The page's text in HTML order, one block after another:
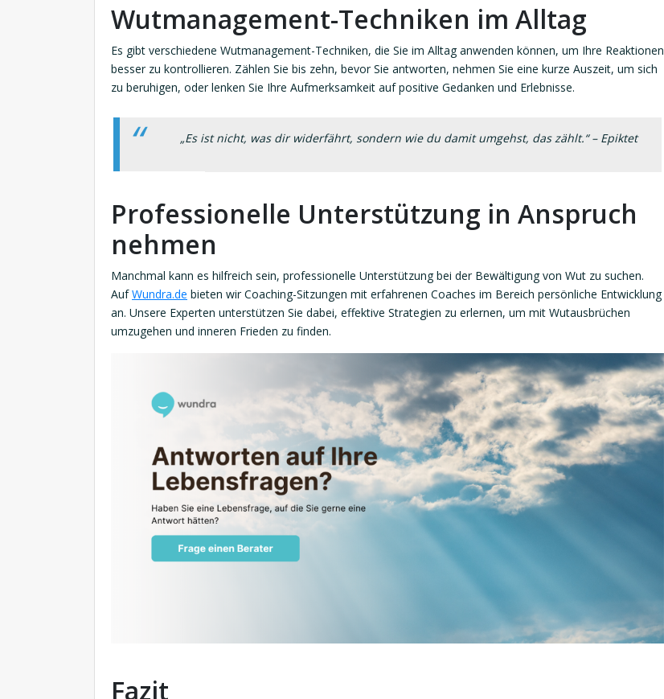
Wutmanagement-Techniken im Alltag
Es gibt verschiedene Wutmanagement-Techniken, die Sie im Alltag anwenden können, um Ihre Reaktionen
besser zu kontrollieren. Zählen Sie bis zehn, bevor Sie antworten, nehmen Sie eine kurze Auszeit, um sich
zu beruhigen, oder lenken Sie Ihre Aufmerksamkeit auf positive Gedanken und Erlebnisse.
„Es ist nicht, was dir widerfährt, sondern wie du damit umgehst, das zählt.“ – Epiktet
Professionelle Unterstützung in Anspruch
nehmen
Manchmal kann es hilfreich sein, professionelle Unterstützung bei der Bewältigung von Wut zu suchen.
AufWundra.de bieten wir Coaching-Sitzungen mit erfahrenen Coaches im Bereich persönliche Entwicklung
an. Unsere Experten unterstützen Sie dabei, effektive Strategien zu erlernen, um mit Wutausbrüchen
umzugehen und inneren Frieden zu finden.
Fazit